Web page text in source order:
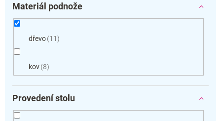
Materiál podnože
dřevo 11
kov 8
Provedení stolu